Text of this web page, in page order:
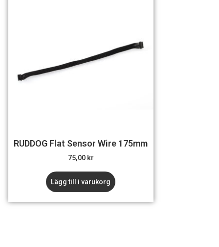
RUDDOG Flat Sensor Wire 175mm
75,00 kr
Lägg till i varukorg